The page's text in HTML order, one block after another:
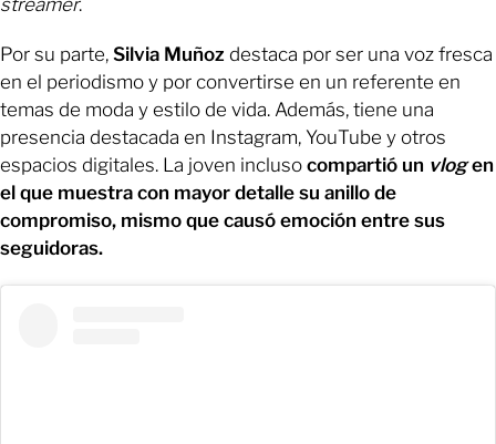
Por su parte, Silvia Muñoz destaca por ser una voz fresca
en el periodismo y por convertirse en un referente en
temas de moda y estilo de vida. Además, tiene una
presencia destacada en Instagram, YouTube y otros
espacios digitales. La joven incluso compartió un vlogen
el que muestra con mayor detalle su anillo de
compromiso, mismo que causó emoción entre sus
seguidoras.